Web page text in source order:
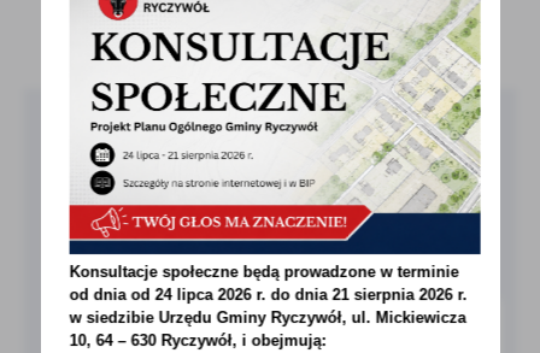
treści w postaci wiadomości, ofert, komunikatów mediów
społecznościowych.
UDOSTĘPNIJ
Pobierz bezpłatną aplikację
MieszkaniecINFO!
O APLIKACJI
Konsultacje społeczne będą prowadzone w terminie
od dnia od 24 lipca 2026 r. do dnia 21 sierpnia 2026 r.
w siedzibie Urzędu Gminy Ryczywół, ul. Mickiewicza
10, 64 – 630 Ryczywół, i obejmują: